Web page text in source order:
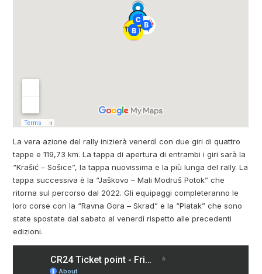
La vera azione del rally inizierà venerdì con due giri di quattro
tappe e 119,73 km. La tappa di apertura di entrambi i giri sarà la
“Krašić – Sošice”, la tappa nuovissima e la più lunga del rally. La
tappa successiva è la “Jaškovo – Mali Modruš Potok” che
ritorna sul percorso dal 2022. Gli equipaggi completeranno le
loro corse con la “Ravna Gora – Skrad” e la “Platak” che sono
state spostate dal sabato al venerdì rispetto alle precedenti
edizioni.